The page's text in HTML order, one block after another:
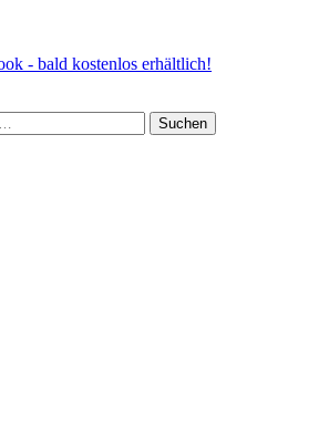
- bald kostenlos erhältlich!